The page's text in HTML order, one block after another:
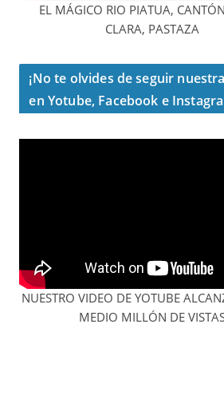
EL MÁGICO RIO PIATUA,
CLARA, PASTAZA
¡No te olvides de seguir
en Yotube, Facebook e
NUESTRO VIDEO DE YOTUBE
MEDIO MILLÓN DE